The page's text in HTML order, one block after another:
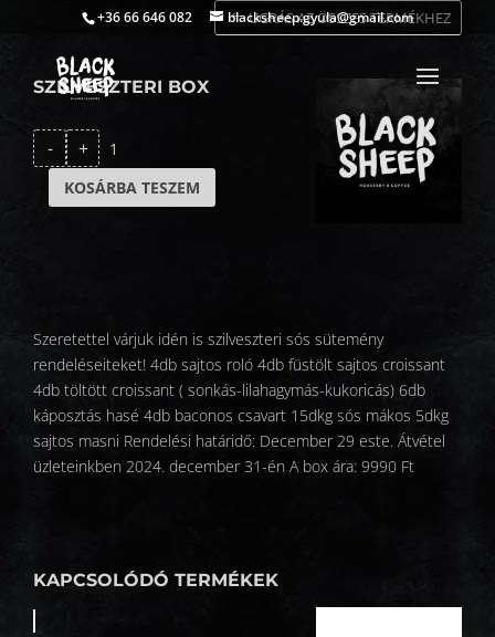
+36 66 646 082 blacksheep.gyula@gmail.com
UGRÁS AZ ÖSSZES TERMÉKHEZ
SZILVESZTERI BOX
-
Szilveszteri
box
mennyiség
+
KOSÁRBA TESZEM
Szeretettel várjuk idén is szilveszteri sós sütemény
rendeléseiteket! 4db sajtos roló 4db füstölt sajtos croissant
4db töltött croissant ( sonkás-lilahagymás-kukoricás) 6db
káposztás hasé 4db baconos csavart 15dkg sós mákos 5dkg
sajtos masni Rendelési határidő: December 29 este. Átvétel
üzleteinkben 2024. december 31-én A box ára: 9990 Ft
KAPCSOLÓDÓ TERMÉKEK